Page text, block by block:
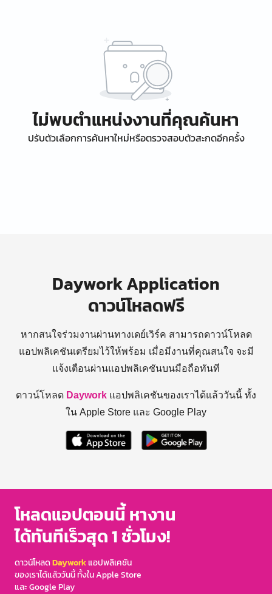
ไม่พบตำแหน่งงานที่คุณค้นหา
ปรับตัวเลือกการค้นหาใหม่หรือตรวจสอบตัวสะกดอีกครั้ง
Daywork Application
ดาวน์โหลดฟรี
หากสนใจร่วมงานผ่านทางเดย์เวิร์ค สามารถดาวน์โหลด
แอปพลิเคชันเตรียมไว้ให้พร้อม เมื่อมีงานที่คุณสนใจ จะมี
แจ้งเตือนผ่านแอปพลิเคชันบนมือถือทันที
ดาวน์โหลด Daywork แอปพลิเคชันของเราได้แล้ววันนี้ ทั้ง
ใน Apple Store และ Google Play
โหลดแอปตอนนี้ หางาน
ได้ทันทีเร็วสุด 1 ชั่วโมง!
ดาวน์โหลดDayworkแอปพลิเคชัน
ของเราได้แล้ววันนี้ ทั้งใน Apple Store
และ Google Play